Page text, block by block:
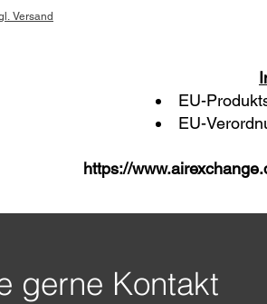
Versand
EU-
EU-
https://
gerne Kontakt